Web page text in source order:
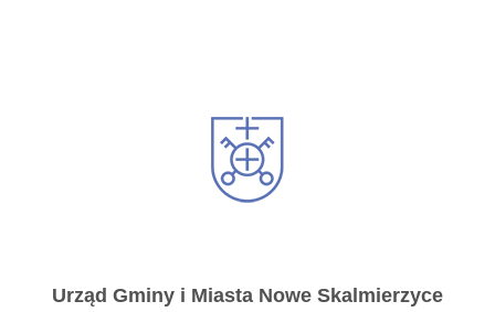
Urząd Gminy i Miasta Nowe Skalmierzyce